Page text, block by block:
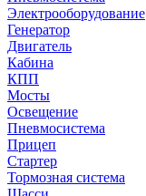
Электрооборудование
Генератор
Двигатель
Кабина
КПП
Мосты
Освещение
Пневмосистема
Прицеп
Стартер
Тормозная система